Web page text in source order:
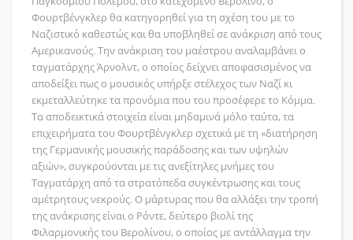
Φουρτβένγκλερ θα κατηγορηθεί για τη σχέση του με το
Ναζιστικό καθεστώς και θα υποβληθεί σε ανάκριση από τους
Αμερικανούς. Την ανάκριση του μαέστρου αναλαμβάνει ο
ταγματάρχης Άρνολντ, ο οποίος δείχνει αποφασισμένος να
αποδείξει πως ο μουσικός υπήρξε στέλεχος των Ναζί κι
εκμεταλλεύτηκε τα προνόμια που του προσέφερε το Κόμμα.
Τα αποδεικτικά στοιχεία είναι μηδαμινά μόλο ταύτα, τα
επιχειρήματα του Φουρτβένγκλερ σχετικά με τη «διατήρηση
της Γερμανικής μουσικής παράδοσης και των υψηλών
αξιών», συγκρούονται με τις ανεξίτηλες μνήμες του
Ταγματάρχη από τα στρατόπεδα συγκέντρωσης και τους
αμέτρητους νεκρούς. O μάρτυρας που θα αλλάξει την τροπή
της ανάκρισης είναι ο Ρόντε, δεύτερο βιολί της
Φιλαρμονικής του Βερολίνου, ο οποίος με αντάλλαγμα την